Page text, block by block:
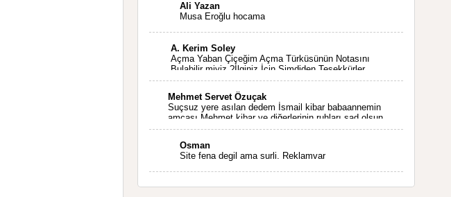
Ali Yazan
Musa Eroğlu hocama
A. Kerim Soley
Açma Yaban Çiçeğim Açma Türküsünün Notasını
Bulabilir miyiz ?İlginiz İçin Şimdiden Teşekkürler.
Mehmet Servet Özuçak
Suçsuz yere asılan dedem İsmail kibar babaannemin
amcası Mehmet kibar ve diğerlerinin ruhları şad olsun.
Kahrolsun Cemal paşa
Osman
Site fena degil ama surli. Reklamvar